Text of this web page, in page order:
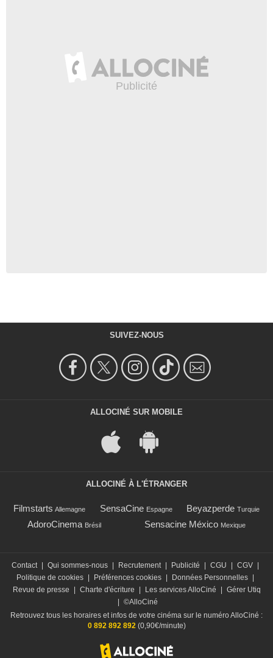
SUIVEZ-NOUS
ALLOCINÉ SUR MOBILE
ALLOCINÉ À L'ÉTRANGER
Filmstarts Allemagne SensaCine Espagne Beyazperde Turquie
AdoroCinema Brésil Sensacine México Mexique
Contact | Qui sommes-nous | Recrutement | Publicité | CGU | CGV |
Politique de cookies | Préférences cookies | Données Personnelles |
Revue de presse
| Charte d'écriture | Les services AlloCiné | Gérer Utiq
| ©AlloCiné
Retrouvez tous les horaires et infos de votre cinéma sur le numéro AlloCiné :
0 892 892 892 (0,90€/minute)